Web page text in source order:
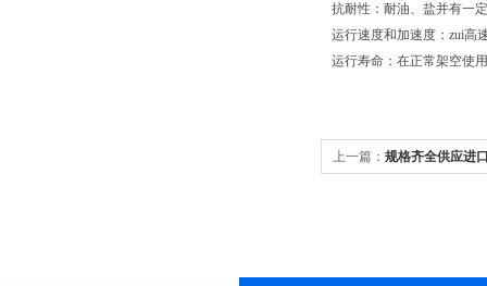
抗耐性：耐油、盐并有一
运行速度和加速度：zui高
运行寿命：在正常架空使
上一篇： 规格齐全供应进